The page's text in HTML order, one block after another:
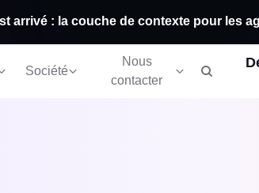
Société
Nous
contacter
arrivé : la couche de contexte pour les